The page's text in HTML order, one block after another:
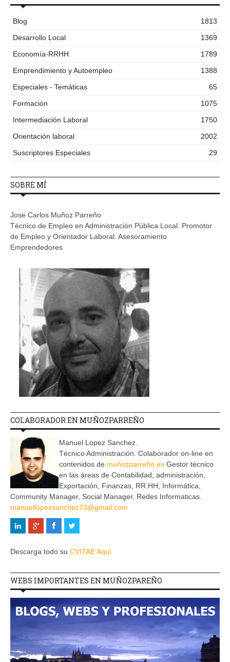
Blog
1813
Desarrollo Local
1369
Economía-RRHH
1789
Emprendimiento y Autoempleo
1388
Especiales - Temáticas
65
Formación
1075
Intermediación Laboral
1750
Orientación laboral
2002
Suscriptores Especiales
29
SOBRE MÍ
Jose Carlos Muñoz Parreño
Técnico de Empleo en Administración Pública Local. Promotor
de Empleo y Orientador Laboral. Asesoramiento
Emprendedores
COLABORADOR EN MUÑOZPARREÑO
Manuel Lopez Sanchez.
Técnico Administración. Colaborador on-line en
contenidos de muñozparreño.es Gestor técnico
en las áreas de Contabilidad, administración,
Exportación, Finanzas, RR.HH, Informática,
Community Manager, Social Manager, Redes Informaticas.
manuellopezsanchez73@gmail.com
Descarga todo su CVITAE Aquí
WEBS IMPORTANTES EN MUÑOZPAREÑO